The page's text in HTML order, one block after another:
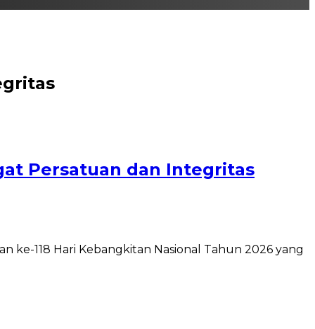
Persatuan dan Integritas
ke-118 Hari Kebangkitan Nasional Tahun 2026 yang